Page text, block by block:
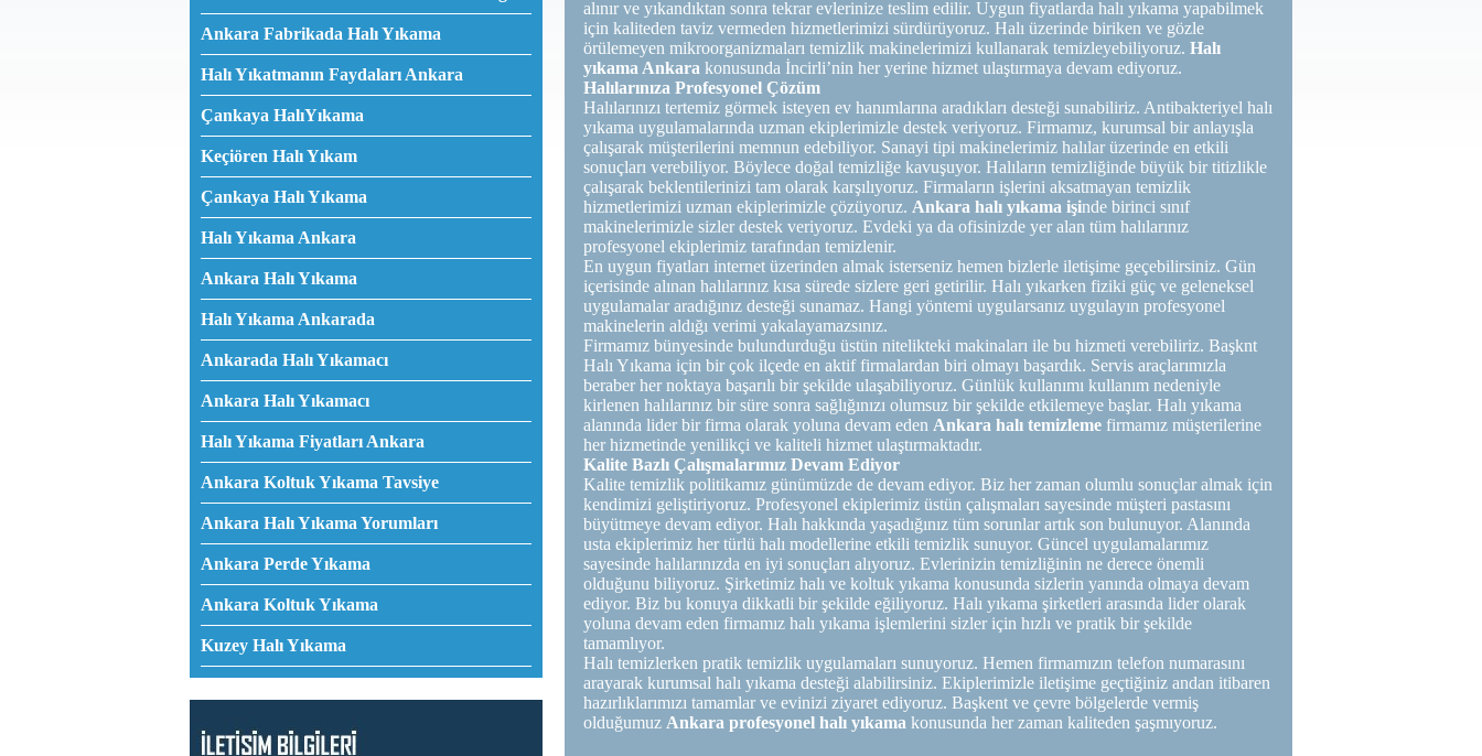
alınır ve yıkandıktan sonra tekrar evlerinize teslim edilir. Uygun fiyatlarda halı yıkama yapabilmek
için kaliteden taviz vermeden hizmetlerimizi sürdürüyoruz. Halı üzerinde biriken ve gözle
örülemeyen mikroorganizmaları temizlik makinelerimizi kullanarak temizleyebiliyoruz. Halı
yıkama Ankara konusunda İncirli’nin her yerine hizmet ulaştırmaya devam ediyoruz.
Halılarınıza Profesyonel Çözüm
Halılarınızı tertemiz görmek isteyen ev hanımlarına aradıkları desteği sunabiliriz. Antibakteriyel halı
yıkama uygulamalarında uzman ekiplerimizle destek veriyoruz. Firmamız, kurumsal bir anlayışla
çalışarak müşterilerini memnun edebiliyor. Sanayi tipi makinelerimiz halılar üzerinde en etkili
sonuçları verebiliyor. Böylece doğal temizliğe kavuşuyor. Halıların temizliğinde büyük bir titizlikle
çalışarak beklentilerinizi tam olarak karşılıyoruz. Firmaların işlerini aksatmayan temizlik
hizmetlerimizi uzman ekiplerimizle çözüyoruz. Ankara halı yıkama işinde birinci sınıf
makinelerimizle sizler destek veriyoruz. Evdeki ya da ofisinizde yer alan tüm halılarınız
profesyonel ekiplerimiz tarafından temizlenir.
En uygun fiyatları internet üzerinden almak isterseniz hemen bizlerle iletişime geçebilirsiniz. Gün
içerisinde alınan halılarınız kısa sürede sizlere geri getirilir. Halı yıkarken fiziki güç ve geleneksel
uygulamalar aradığınız desteği sunamaz. Hangi yöntemi uygularsanız uygulayın profesyonel
makinelerin aldığı verimi yakalayamazsınız.
Firmamız bünyesinde bulundurduğu üstün nitelikteki makinaları ile bu hizmeti verebiliriz. Başknt
Halı Yıkama için bir çok ilçede en aktif firmalardan biri olmayı başardık. Servis araçlarımızla
beraber her noktaya başarılı bir şekilde ulaşabiliyoruz. Günlük kullanımı kullanım nedeniyle
kirlenen halılarınız bir süre sonra sağlığınızı olumsuz bir şekilde etkilemeye başlar. Halı yıkama
alanında lider bir firma olarak yoluna devam eden Ankara halı temizleme firmamız müşterilerine
her hizmetinde yenilikçi ve kaliteli hizmet ulaştırmaktadır.
Kalite Bazlı Çalışmalarımız Devam Ediyor
Kalite temizlik politikamız günümüzde de devam ediyor. Biz her zaman olumlu sonuçlar almak için
kendimizi geliştiriyoruz. Profesyonel ekiplerimiz üstün çalışmaları sayesinde müşteri pastasını
büyütmeye devam ediyor. Halı hakkında yaşadığınız tüm sorunlar artık son bulunuyor. Alanında
usta ekiplerimiz her türlü halı modellerine etkili temizlik sunuyor. Güncel uygulamalarımız
sayesinde halılarınızda en iyi sonuçları alıyoruz. Evlerinizin temizliğinin ne derece önemli
olduğunu biliyoruz. Şirketimiz halı ve koltuk yıkama konusunda sizlerin yanında olmaya devam
ediyor. Biz bu konuya dikkatli bir şekilde eğiliyoruz. Halı yıkama şirketleri arasında lider olarak
yoluna devam eden firmamız halı yıkama işlemlerini sizler için hızlı ve pratik bir şekilde
tamamlıyor.
Halı temizlerken pratik temizlik uygulamaları sunuyoruz. Hemen firmamızın telefon numarasını
arayarak kurumsal halı yıkama desteği alabilirsiniz. Ekiplerimizle iletişime geçtiğiniz andan itibaren
hazırlıklarımızı tamamlar ve evinizi ziyaret ediyoruz. Başkent ve çevre bölgelerde vermiş
olduğumuz Ankara profesyonel halı yıkama konusunda her zaman kaliteden şaşmıyoruz.
Ankara Fabrikada Halı Yıkama
Halı Yıkatmanın Faydaları Ankara
Çankaya HalıYıkama
Keçiören Halı Yıkam
Çankaya Halı Yıkama
Halı Yıkama Ankara
Ankara Halı Yıkama
Halı Yıkama Ankarada
Ankarada Halı Yıkamacı
Ankara Halı Yıkamacı
Halı Yıkama Fiyatları Ankara
Ankara Koltuk Yıkama Tavsiye
Ankara Halı Yıkama Yorumları
Ankara Perde Yıkama
Ankara Koltuk Yıkama
Kuzey Halı Yıkama